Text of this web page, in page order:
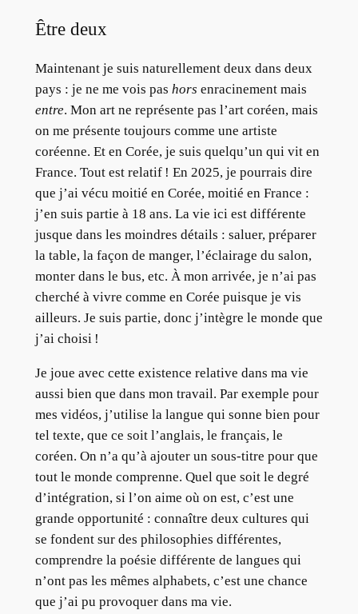
Être deux
Maintenant je suis naturellement deux dans deux
pays : je ne me vois pas hors enracinement mais
entre. Mon art ne représente pas l’art coréen, mais
on me présente toujours comme une artiste
coréenne. Et en Corée, je suis quelqu’un qui vit en
France. Tout est relatif ! En 2025, je pourrais dire
que j’ai vécu moitié en Corée, moitié en France :
j’en suis partie à 18 ans. La vie ici est différente
jusque dans les moindres détails : saluer, préparer
la table, la façon de manger, l’éclairage du salon,
monter dans le bus, etc. À mon arrivée, je n’ai pas
cherché à vivre comme en Corée puisque je vis
ailleurs. Je suis partie, donc j’intègre le monde que
j’ai choisi !
Je joue avec cette existence relative dans ma vie
aussi bien que dans mon travail. Par exemple pour
mes vidéos, j’utilise la langue qui sonne bien pour
tel texte, que ce soit l’anglais, le français, le
coréen. On n’a qu’à ajouter un sous-titre pour que
tout le monde comprenne. Quel que soit le degré
d’intégration, si l’on aime où on est, c’est une
grande opportunité : connaître deux cultures qui
se fondent sur des philosophies différentes,
comprendre la poésie différente de langues qui
n’ont pas les mêmes alphabets, c’est une chance
que j’ai pu provoquer dans ma vie.